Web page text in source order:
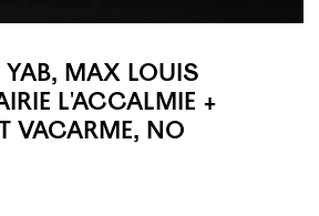
MAX LOUIS
L'ACCALMIE +
VACARME, NO